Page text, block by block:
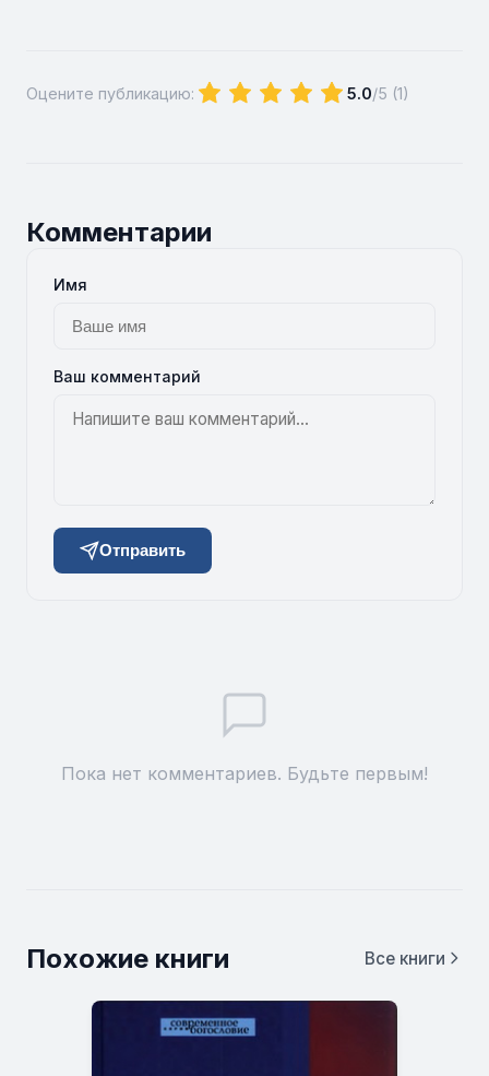
Оцените публикацию: 5.0/5 (1)
Комментарии
Имя
Ваш комментарий
Отправить
Пока нет комментариев. Будьте первым!
Похожие книги Все книги